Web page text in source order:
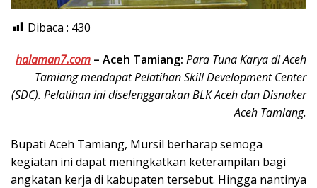
Dibaca : 430
halaman7.com – Aceh Tamiang: Para Tuna Karya di Aceh
Tamiang mendapat Pelatihan Skill Development Center
(SDC). Pelatihan ini diselenggarakan BLK Aceh dan Disnaker
Aceh Tamiang.
Bupati Aceh Tamiang, Mursil berharap semoga
kegiatan ini dapat meningkatkan keterampilan bagi
angkatan kerja di kabupaten tersebut. Hingga nantinya